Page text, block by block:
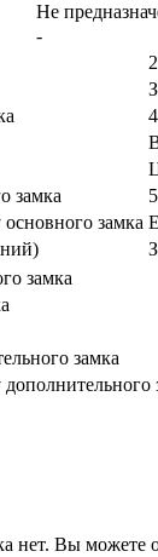
Не
-
2
4
замка
5
замка
замка
замка
нет. Вы можете